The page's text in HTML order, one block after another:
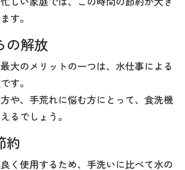
す。
の解放
大のメリットの一つは、水仕事による
す。
や、手荒れに悩む方にとって、食洗機
るでしょう。
約
く使用するため、手洗いに比べて水の